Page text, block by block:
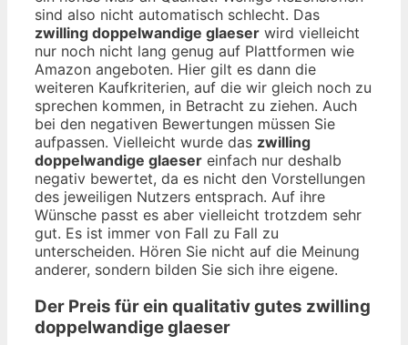
sind also nicht automatisch schlecht. Das
zwilling doppelwandige glaeser wird vielleicht
nur noch nicht lang genug auf Plattformen wie
Amazon angeboten. Hier gilt es dann die
weiteren Kaufkriterien, auf die wir gleich noch zu
sprechen kommen, in Betracht zu ziehen. Auch
bei den negativen Bewertungen müssen Sie
aufpassen. Vielleicht wurde das zwilling
doppelwandige glaeser einfach nur deshalb
negativ bewertet, da es nicht den Vorstellungen
des jeweiligen Nutzers entsprach. Auf ihre
Wünsche passt es aber vielleicht trotzdem sehr
gut. Es ist immer von Fall zu Fall zu
unterscheiden. Hören Sie nicht auf die Meinung
anderer, sondern bilden Sie sich ihre eigene.
Der Preis für ein qualitativ gutes zwilling
doppelwandige glaeser